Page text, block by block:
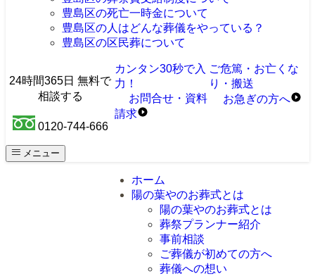
豊島区の死亡一時金について
豊島区の人はどんな葬儀をやっている？
豊島区の区民葬について
24時間365日 無料で
相談する
0120-744-666
カンタン30秒で入
力！
お問合せ・資料
請求
ご危篤・お亡くな
り・搬送
お急ぎの方へ
メニュー
ホーム
陽の葉やのお葬式とは
陽の葉やのお葬式とは
葬祭プランナー紹介
事前相談
ご葬儀が初めての方へ
葬儀への想い